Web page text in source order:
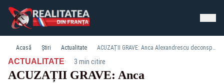
Acasă Știri Actualitate ACUZAȚII GRAVE: Anca Alexandrescu deconspiră „excepția de sâmbătă” pentru o firmă din siajul lui Coldea
ACTUALITATE· 3 min citire
ACUZAȚII GRAVE: Anca